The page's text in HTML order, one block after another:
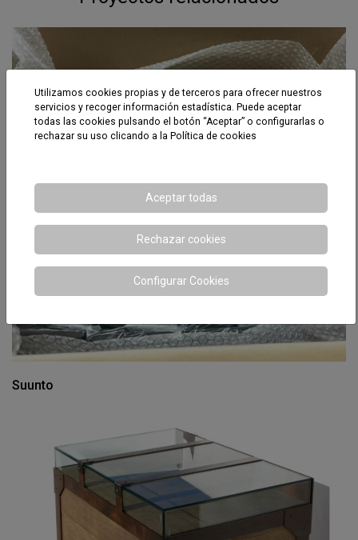
Suunto
Utilizamos cookies propias y de terceros para ofrecer nuestros
servicios y recoger información estadística. Puede aceptar
todas las cookies pulsando el botón “Aceptar” o configurarlas o
rechazar su uso clicando a la Política de cookies
Aceptar todas
Rechazar cookies
Configurar Cookies